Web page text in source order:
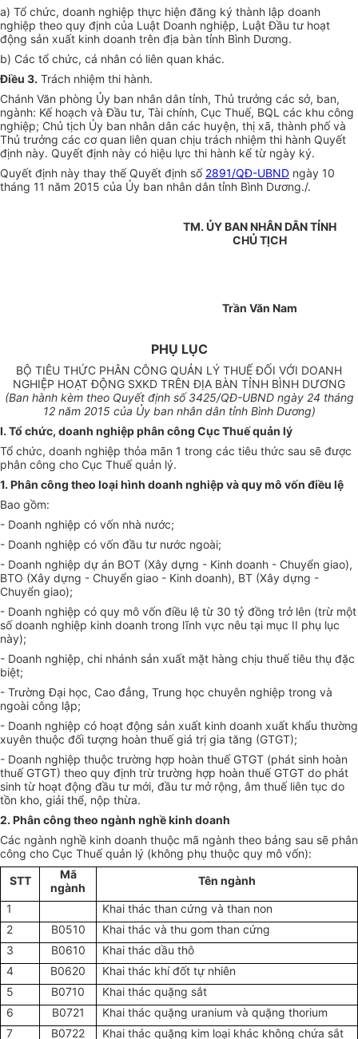
a) Tổ chức, doanh nghiệp thực hiện đăng ký thành lập doanh
nghiệp theo quy định của Luật Doanh nghiệp, Luật Đầu tư hoạt
động sản xuất kinh doanh trên địa bàn tỉnh Bình Dương.
b) Các tổ chức, cá nhân có liên quan khác.
Điều 3. Trách nhiệm thi hành.
Chánh Văn phòng Ủy ban nhân dân tỉnh, Thủ trưởng các sở, ban,
ngành: Kế hoạch và Đầu tư, Tài chính, Cục Thuế, BQL các khu công
nghiệp; Chủ tịch Ủy ban nhân dân các huyện, thị xã, thành phố và
Thủ trưởng các cơ quan liên quan chịu trách nhiệm thi hành Quyết
định này. Quyết định này có hiệu lực thi hành kể từ ngày ký.
Quyết định này thay thế Quyết định số 2891/QĐ-UBND ngày 10
tháng 11 năm 2015 của Ủy ban nhân dân tỉnh Bình Dương./.
TM. ỦY BAN NHÂN DÂN TỈNH
CHỦ TỊCH
Trần Văn Nam
PHỤ LỤC
BỘ TIÊU THỨC PHÂN CÔNG QUẢN LÝ THUẾ ĐỐI VỚI DOANH
NGHIỆP HOẠT ĐỘNG SXKD TRÊN ĐỊA BÀN TỈNH BÌNH DƯƠNG
(Ban hành kèm theo Quyết định số3425/QĐ-UBNDngày 24 tháng
12năm 2015 của Ủy ban nhân dân tỉnh Bình Dương)
I. Tổ chức, doanh nghiệpphân công Cục Thuế quản lý
Tổ chức, doanh nghiệp thỏa mãn 1 trong các tiêu thức sau sẽ được
phân công cho Cục Thuế quản lý.
1. Phân công theo loại hình doanh nghiệp và quy mô vốn điều lệ
Bao gồm:
- Doanh nghiệp có vốn nhà nước;
- Doanh nghiệp có vốn đầu tư nước ngoài;
- Doanh nghiệp dự án BOT (Xây dựng - Kinh doanh - Chuyển giao),
BTO (Xây dựng - Chuyển giao - Kinh doanh), BT (Xây dựng -
Chuyển giao);
- Doanh nghiệp có quy mô vốn điều lệ từ 30 tỷ đồng trở lên (trừ một
số doanh nghiệp kinh doanh trong lĩnh vực nêu tại mục II phụ lục
này);
- Doanh nghiệp, chi nhánh sản xuất mặt hàng chịu thuế tiêu thụ đặc
biệt;
- Trường Đại học, Cao đẳng, Trung học chuyên nghiệp trong và
ngoài công lập;
- Doanh nghiệp có hoạt động sản xuất kinh doanh xuất khẩu thường
xuyên thuộc đối tượng hoàn thuế giá trị gia tăng (GTGT);
- Doanh nghiệp thuộc trường hợp hoàn thuế GTGT (phát sinh hoàn
thuế GTGT) theo quy định trừ trường hợp hoàn thuế GTGT do phát
sinh từ hoạt động đầu tư mới, đầu tư mở rộng, âm thuế liên tục do
tồn kho, giải thể, nộp thừa.
2. Phân công theo ngành nghề kinh doanh
Các ngành nghề kinh doanh thuộc mã ngành theo bảng sau sẽ phân
công cho Cục Thuế quản lý (không phụ thuộc quy mô vốn):
STT
Mã
ngành
Tên ngành
1
Khai thác than cứng và than non
2
B0510
Khai thác và thu gom than cứng
3
B0610
Khai thác dầu thô
4
B0620
Khai thác khí đốt tự nhiên
5
B0710
Khai thác quặng sắt
6
B0721
Khai thác quặng uranium và quặng thorium
7
B0722 Khai thác quặng kim loại khác không chứa sắt